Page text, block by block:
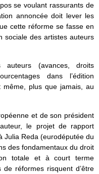
se voulant rassurants de
annoncée doit lever les
cette réforme se fasse en
sociale des artistes auteurs
(avances, droits
dans l’édition
plus que jamais, au
et de son président
le projet de rapport
Julia Reda (eurodéputée du
des fondamentaux du droit
totale et à court terme
réformes risquent d’être